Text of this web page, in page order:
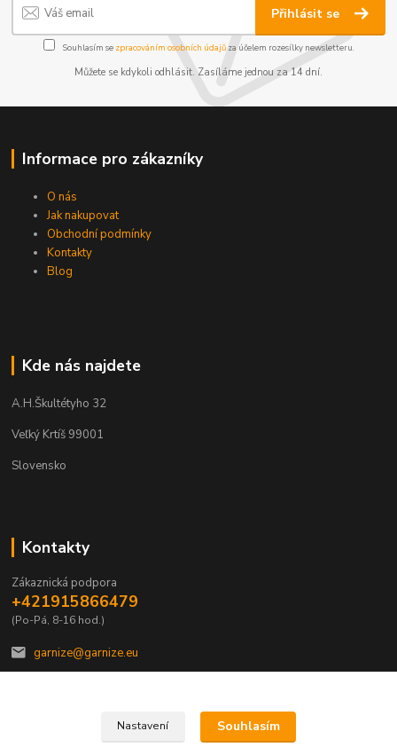
Přihlásit se
Souhlasím se zpracováním osobních údajůza účelem rozesílky newsletteru.
Můžete se kdykoli odhlásit. Zasíláme jednou za 14 dní.
Informace pro zákazníky
O nás
Jak nakupovat
Obchodní podmínky
Kontakty
Blog
Kde nás najdete
A.H.Škultétyho 32
Veľký Krtíš 99001
Slovensko
Kontakty
Zákaznická podpora
+421915866479
(Po-Pá, 8-16 hod.)
garnize@garnize.eu
Nastavení Souhlasím